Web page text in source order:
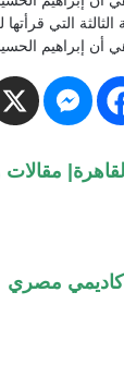
التي
أن إبراهيم
مصري